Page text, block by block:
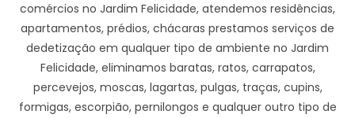
comércios no Jardim Felicidade, atendemos residências,
apartamentos, prédios, chácaras prestamos serviços de
dedetização em qualquer tipo de ambiente no Jardim
Felicidade, eliminamos baratas, ratos, carrapatos,
percevejos, moscas, lagartas, pulgas, traças, cupins,
formigas, escorpião, pernilongos e qualquer outro tipo de